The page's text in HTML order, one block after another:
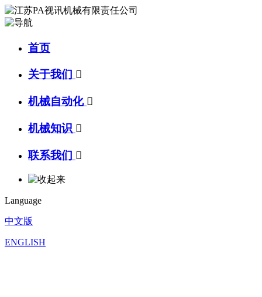
首页
关于我们 
机械自动化 
机械知识 
联系我们 
Language
中文版
ENGLISH